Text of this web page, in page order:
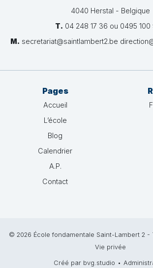
4040 Herstal - Belgique
T. 04 248 17 36 ou 0495 100
M. secretariat@saintlambert2.be
Pages
Accueil
L’école
Blog
Calendrier
A.P.
Contact
© 2026 École fondamentale Saint-Lambert 2 -
Vie privée
Créé par bvg.studio •